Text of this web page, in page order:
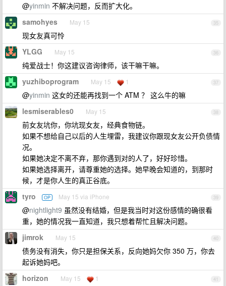
@yinmin 不解决问题，反而扩大化。
35
samohyes May 15
现女友真可怜
36
YLGG May 15
纯爱战士！你这建议咨询律师，该干嘛干嘛。
37
yuzhiboprogram May 15 1
@yinmin 这女的还能再找到一个 ATM ？ 这么牛的嘛
38
lesmiserables0 May 15
前女友坑你，你坑现女友，经典食物链。
如果不想给自己以后的人生埋雷，我建议你跟现女友公开负债情
况。
如果她决定不离不弃，那你遇到对的人了，好好珍惜。
如果她选择离开，请尊重她的选择。她早晚会知道的，到那时
候，才是你人生的真正谷底。
39
tyro OP May 15 via iPhone
@nightlight9 虽然没有结婚，但是我当时对这份感情的确很看
重，她的情况我一直知道，我只想着帮忙且解决问题。
40
jimrok May 15
债务没有消失，你只是担保关系，反向她妈欠你 350 万，你去
起诉她妈吧。
41
horizon May 15 1